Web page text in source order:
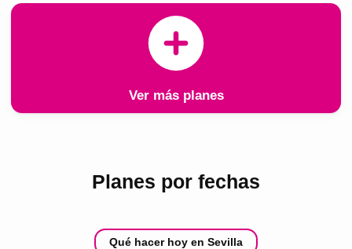
Ver más planes
Planes por fechas
Qué hacer hoy en Sevilla